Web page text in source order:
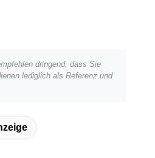
dringend, dass Sie
lediglich als Referenz und